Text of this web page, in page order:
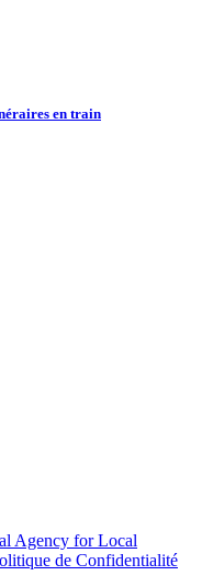
en train
Agency for Local
de Confidentialité